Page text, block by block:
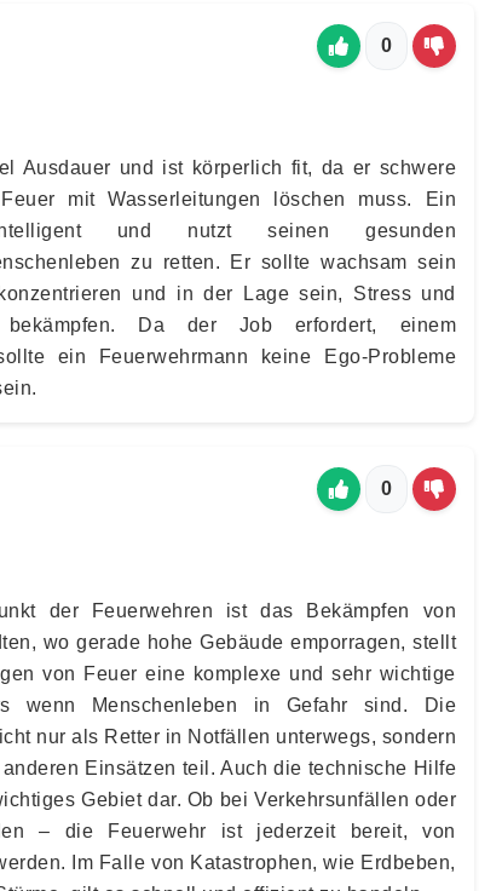
0
Ausdauer und ist körperlich fit, da er schwere
mit Wasserleitungen löschen muss. Ein
und nutzt seinen gesunden
zu retten. Er sollte wachsam sein
und in der Lage sein, Stress und
bekämpfen. Da der Job erfordert, einem
ein Feuerwehrmann keine Ego-Probleme
0
der Feuerwehren ist das Bekämpfen von
wo gerade hohe Gebäude emporragen, stellt
von Feuer eine komplexe und sehr wichtige
wenn Menschenleben in Gefahr sind. Die
nur als Retter in Notfällen unterwegs, sondern
Einsätzen teil. Auch die technische Hilfe
Gebiet dar. Ob bei Verkehrsunfällen oder
– die Feuerwehr ist jederzeit bereit, von
Im Falle von Katastrophen, wie Erdbeben,